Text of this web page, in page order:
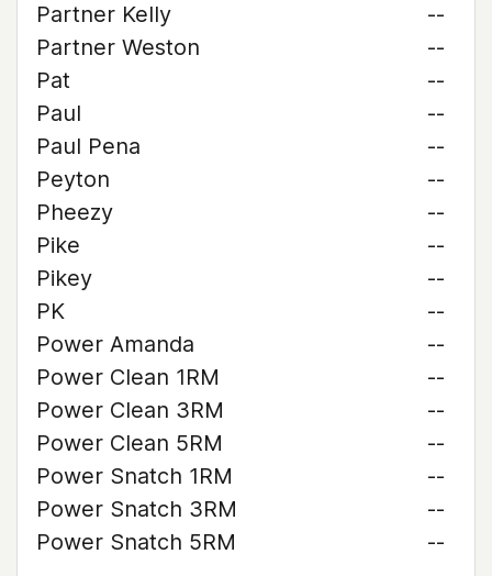
Partner Kelly
--
Partner Weston
--
Pat
--
Paul
--
Paul Pena
--
Peyton
--
Pheezy
--
Pike
--
Pikey
--
PK
--
Power Amanda
--
Power Clean 1RM
--
Power Clean 3RM
--
Power Clean 5RM
--
Power Snatch 1RM
--
Power Snatch 3RM
--
Power Snatch 5RM
--